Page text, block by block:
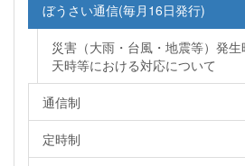
ぼうさい通信(毎月16日発行)
災害（大雨・台風・地震等）発
天時等における対応について
通信制
定時制